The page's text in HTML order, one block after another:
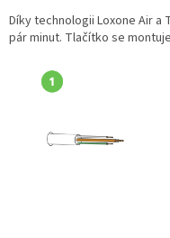
Díky technologii Loxone Air
pár minut. Tlačítko se